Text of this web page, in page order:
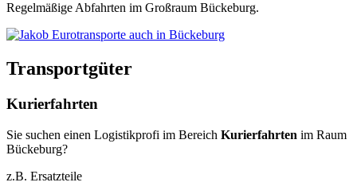
Regelmäßige Abfahrten im Großraum Bückeburg.
Transportgüter
Kurierfahrten
Sie suchen einen Logistikprofi im Bereich Kurierfahrten im Raum
Bückeburg?
z.B. Ersatzteile